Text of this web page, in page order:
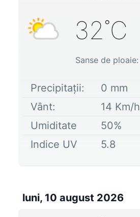
32˚C
Sanse de ploaie:
Precipitații: 0 mm
Vânt:
14 Km/h
Umiditate
50%
Indice UV
5.8
luni, 10 august 2026